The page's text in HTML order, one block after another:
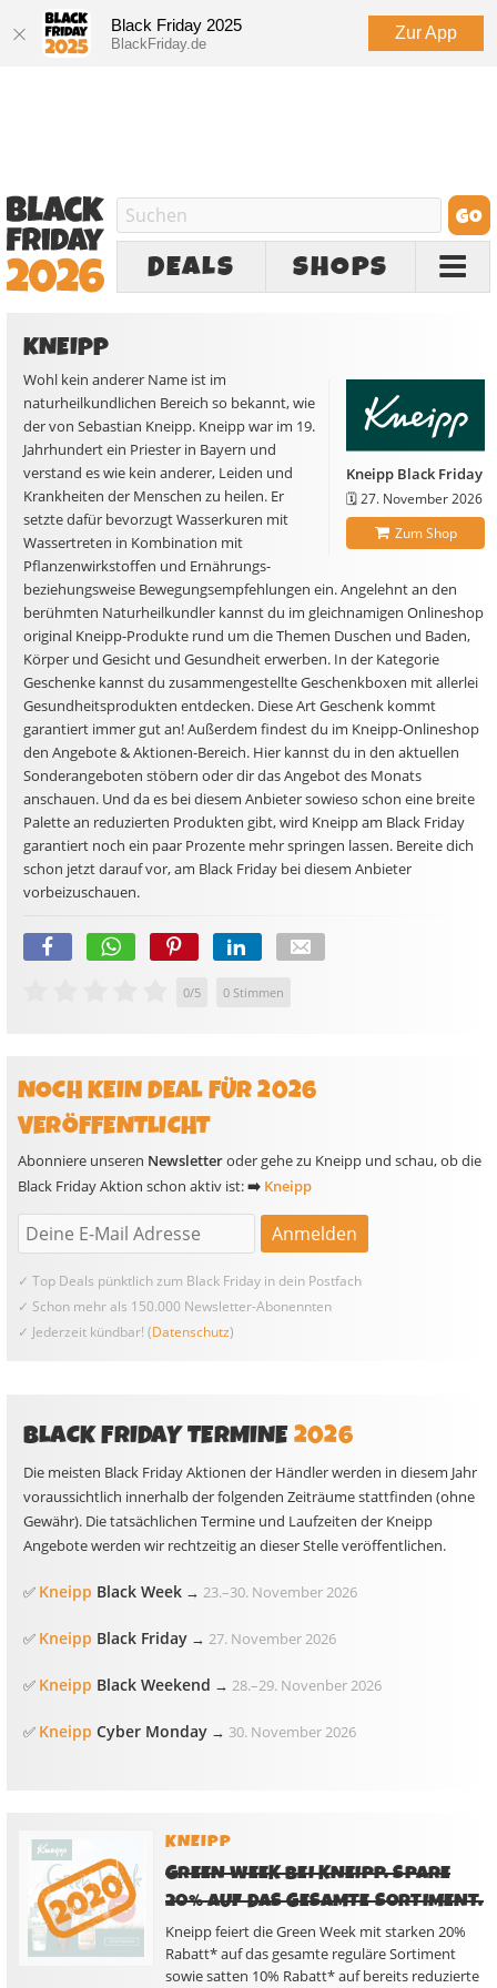
Black Friday 2025
BlackFriday.de
Zur App
DEALS SHOPS
KNEIPP
Kneipp Black Friday
🗓️27. November 2026
Zum Shop
Wohl kein anderer Name ist im
naturheilkundlichen Bereich so bekannt, wie
der von Sebastian Kneipp. Kneipp war im 19.
Jahrhundert ein Priester in Bayern und
verstand es wie kein anderer, Leiden und
Krankheiten der Menschen zu heilen. Er
setzte dafür bevorzugt Wasserkuren mit
Wassertreten in Kombination mit
Pflanzenwirkstoffen und Ernährungs-
beziehungsweise Bewegungsempfehlungen ein. Angelehnt an den
berühmten Naturheilkundler kannst du im gleichnamigen Onlineshop
original Kneipp-Produkte rund um die Themen Duschen und Baden,
Körper und Gesicht und Gesundheit erwerben. In der Kategorie
Geschenke kannst du zusammengestellte Geschenkboxen mit allerlei
Gesundheitsprodukten entdecken. Diese Art Geschenk kommt
garantiert immer gut an! Außerdem findest du im Kneipp-Onlineshop
den Angebote & Aktionen-Bereich. Hier kannst du in den aktuellen
Sonderangeboten stöbern oder dir das Angebot des Monats
anschauen. Und da es bei diesem Anbieter sowieso schon eine breite
Palette an reduzierten Produkten gibt, wird Kneipp am Black Friday
garantiert noch ein paar Prozente mehr springen lassen. Bereite dich
schon jetzt darauf vor, am Black Friday bei diesem Anbieter
vorbeizuschauen.
0/5 0 Stimmen
NOCH KEIN DEAL FÜR 2026
VERÖFFENTLICHT
Abonniere unseren Newsletteroder gehe zu Kneipp und schau, ob die
Black Friday Aktion schon aktiv ist:➡️ Kneipp
✓ Top Deals pünktlich zum Black Friday in dein Postfach
✓ Schon mehr als 150.000 Newsletter-Abonennten
✓ Jederzeit kündbar! (Datenschutz)
BLACK FRIDAY TERMINE2026
Die meisten Black Friday Aktionen der Händler werden in diesem Jahr
voraussichtlich innerhalb der folgenden Zeiträume stattfinden (ohne
Gewähr). Die tatsächlichen Termine und Laufzeiten der Kneipp
Angebote werden wir rechtzeitig an dieser Stelle veröffentlichen.
✅ Kneipp Black Week → 23.–30. November 2026
✅ Kneipp Black Friday → 27. November 2026
✅ Kneipp Black Weekend → 28.–29. Novenber 2026
✅ Kneipp Cyber Monday → 30. November 2026
KNEIPP
GREEN WEEK BEI KNEIPP. SPARE
20% AUF DAS GESAMTE SORTIMENT.
Kneipp feiert die Green Week mit starken 20%
Rabatt* auf das gesamte reguläre Sortiment
sowie satten 10% Rabatt* auf bereits reduzierte